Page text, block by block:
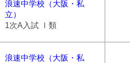
浪速中学校（大阪・私
立）
1次A入試 Ⅰ類
浪速中学校（大阪・私